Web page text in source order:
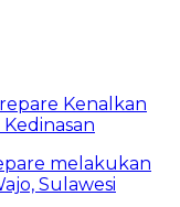
Kenalkan